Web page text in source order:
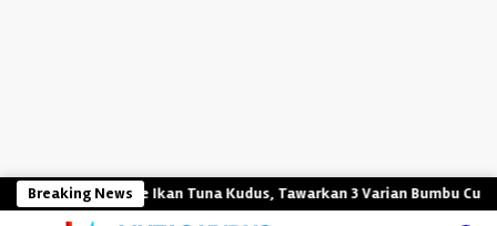
Langsung
ke
Breaking News
Sate Ikan Tuna Kudus, Tawarkan 3 Varian Bumbu Cuma Rp15 Ribu!